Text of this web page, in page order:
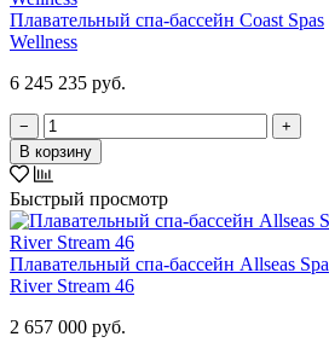
Плавательный спа-бассейн Coast Spas
Wellness
6 245 235 руб.
−
+
В корзину
Быстрый просмотр
Плавательный спа-бассейн Allseas Spa
River Stream 46
2 657 000 руб.